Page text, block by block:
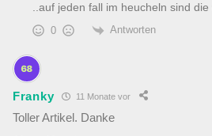
..auf jeden fall im heucheln sind die
0 Antworten
Franky 11 Monate vor
Toller Artikel. Danke